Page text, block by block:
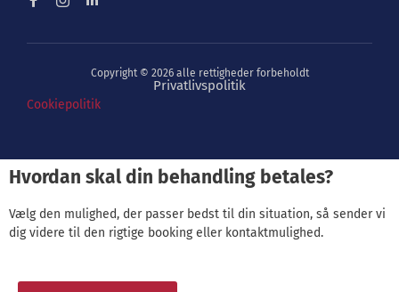
Copyright © 2026 alle rettigheder forbeholdt
Privatlivspolitik
Cookiepolitik
Hvordan skal din behandling betales?
Vælg den mulighed, der passer bedst til din situation, så sender vi
dig videre til den rigtige booking eller kontaktmulighed.